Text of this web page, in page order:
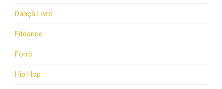
Dança Livre
Fitdance
Forró
Hip Hop